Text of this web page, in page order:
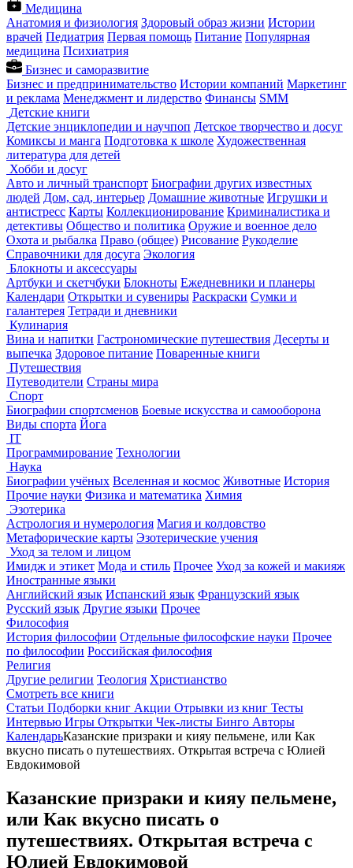
Медицина
Анатомия и физиология Здоровый образ жизни Истории
врачей Педиатрия Первая помощь Питание Популярная
медицина Психиатрия
Бизнес и саморазвитие
Бизнес и предпринимательство Истории компаний Маркетинг
и реклама Менеджмент и лидерство Финансы SMM
Детские книги
Детские энциклопедии и научпоп Детское творчество и досуг
Комиксы и манга Подготовка к школе Художественная
литература для детей
Хобби и досуг
Авто и личный транспорт Биографии других известных
людей Дом, сад, интерьер Домашние животные Игрушки и
антистресс Карты Коллекционирование Криминалистика и
детективы Общество и политика Оружие и военное дело
Охота и рыбалка Право (общее) Рисование Рукоделие
Справочники для досуга Экология
Блокноты и аксессуары
Артбуки и скетчбуки Блокноты Ежедневники и планеры
Календари Открытки и сувениры Раскраски Сумки и
галантерея Тетради и дневники
Кулинария
Вина и напитки Гастрономические путешествия Десерты и
выпечка Здоровое питание Поваренные книги
Путешествия
Путеводители Страны мира
Спорт
Биографии спортсменов Боевые искусства и самооборона
Виды спорта Йога
IT
Программирование Технологии
Наука
Биографии учёных Вселенная и космос Животные История
Прочие науки Физика и математика Химия
Эзотерика
Астрология и нумерология Магия и колдовство
Метафорические карты Эзотерические учения
Уход за телом и лицом
Имидж и этикет Мода и стиль Прочее Уход за кожей и макияж
Иностранные языки
Английский язык Испанский язык Французский язык
Русский язык Другие языки Прочее
Философия
История философии Отдельные философские науки Прочее
по философии Российская философия
Религия
Другие религии Теология Христианство
Смотреть все книги
Статьи Подборки книг Акции Отрывки из книг Тесты
Интервью Игры Открытки Чек-листы Бинго Авторы
КалендарьКазанские призраки и кияу пельмене, или Как
вкусно писать о путешествиях. Открытая встреча с Юлией
Евдокимовой
Казанские призраки и кияу пельмене,
или Как вкусно писать о
путешествиях. Открытая встреча с
Юлией Евдокимовой